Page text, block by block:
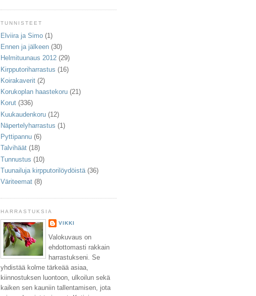
TUNNISTEET
Elviira ja Simo (1)
Ennen ja jälkeen (30)
Helmituunaus 2012 (29)
Kirpputoriharrastus (16)
Koirakaverit (2)
Korukoplan haastekoru (21)
Korut (336)
Kuukaudenkoru (12)
Näpertelyharrastus (1)
Pyttipannu (6)
Talvihäät (18)
Tunnustus (10)
Tuunailuja kirpputorilöydöistä (36)
Väriteemat (8)
HARRASTUKSIA
VIKKI
Valokuvaus on
ehdottomasti rakkain
harrastukseni. Se
yhdistää kolme tärkeää asiaa,
kiinnostuksen luontoon, ulkoilun sekä
kaiken sen kauniin tallentamisen, jota